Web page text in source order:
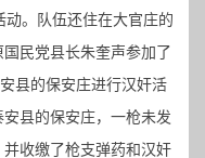
。队伍还住在大官庄的
民党县长朱奎声参加了
县的保安庄进行汉奸活
县的保安庄，一枪未发
收缴了枪支弹药和汉奸